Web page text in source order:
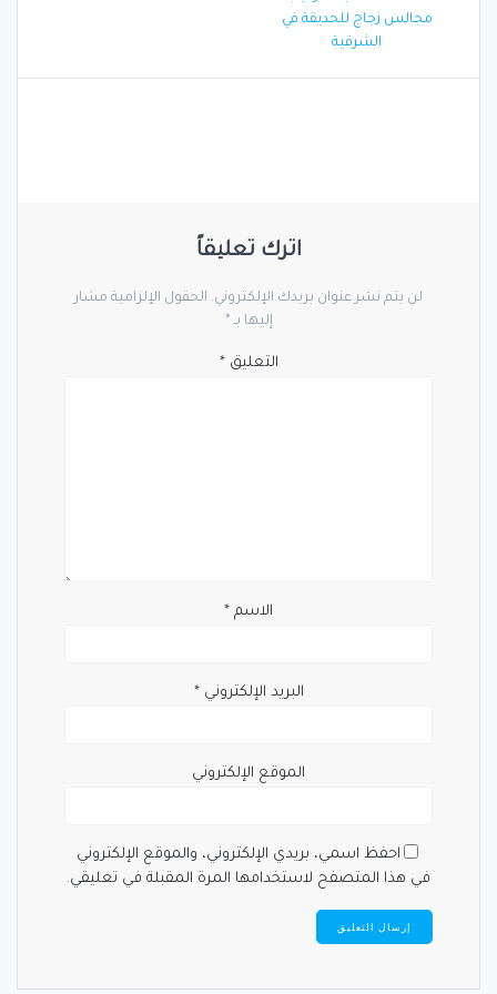
المقالاتpost:
مجالس زجاج للحديقة في
الشرقية
اترك تعليقاً
لن يتم نشر عنوان بريدك الإلكتروني. الحقول الإلزامية مشار
إليها بـ *
التعليق*
الاسم *
البريد الإلكتروني*
الموقع الإلكتروني
احفظ اسمي، بريدي الإلكتروني، والموقع الإلكتروني
في هذا المتصفح لاستخدامها المرة المقبلة في تعليقي.